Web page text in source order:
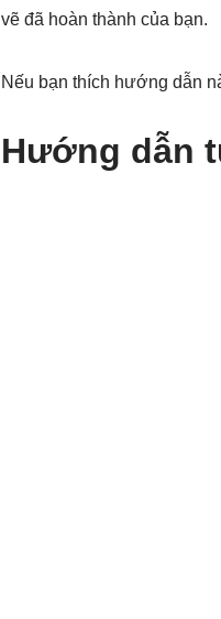
vẽ đã hoàn thành của bạn.
Nếu bạn thích hướng dẫn
Hướng dẫn